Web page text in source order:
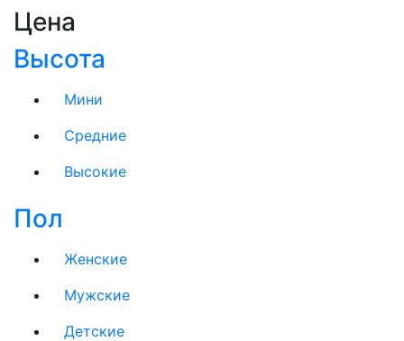
Цена
Высота
Мини
Средние
Высокие
Пол
Женские
Мужские
Детские